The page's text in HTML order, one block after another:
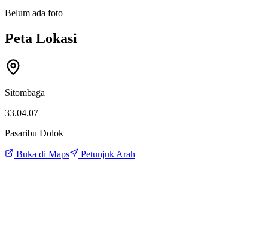
Belum ada foto
Peta Lokasi
Sitombaga
33.04.07
Pasaribu Dolok
Buka di Maps Petunjuk Arah